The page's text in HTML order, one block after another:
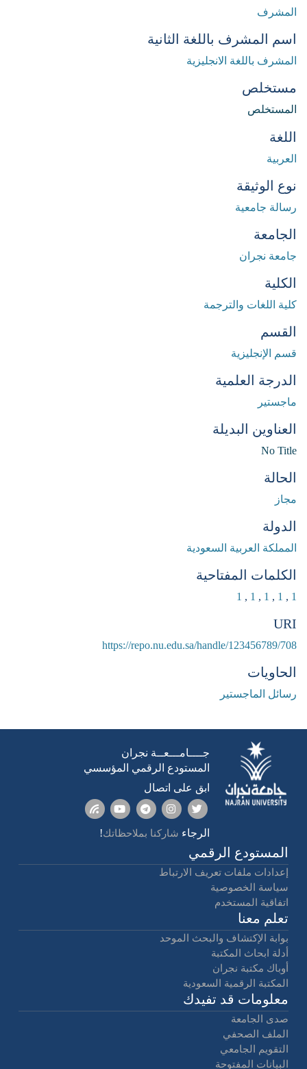
المشرف
اسم المشرف باللغة الثانية
المشرف باللغة الانجليزية
مستخلص
المستخلص
اللغة
العربية
نوع الوثيقة
رسالة جامعية
الجامعة
جامعة نجران
الكلية
كلية اللغات والترجمة
القسم
قسم الإنجليزية
الدرجة العلمية
ماجستير
العناوين البديلة
No Title
الحالة
مجاز
الدولة
المملكة العربية السعودية
الكلمات المفتاحية
1
,
,
,
,
URI
https://repo.nu.edu.sa/handle/123456789/708
الحاويات
رسائل الماجستير
جــــامـــعــة نجران
المستودع الرقمي المؤسسي
ابق على اتصال
الرجاء شاركنا بملاحظاتك!
المستودع الرقمي
إعدادات ملفات تعريف الارتباط
سياسة الخصوصية
اتفاقية المستخدم
تعلم معنا
بوابة الإكتشاف والبحث الموحد
أدلة ابحاث المكتبة
أوباك مكتبة نجران
المكتبة الرقمية السعودية
معلومات قد تفيدك
صدى الجامعة
الملف الصحفي
التقويم الجامعي
البيانات المفتوحة